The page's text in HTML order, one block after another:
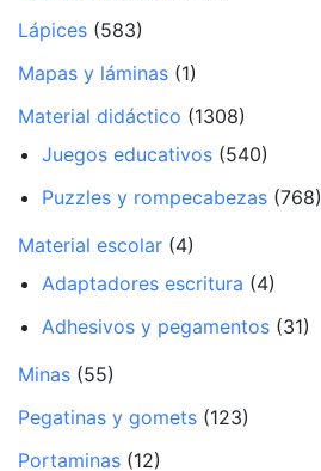
Lápices (583)
Mapas y láminas (1)
Material didáctico (1308)
Juegos educativos (540)
Puzzles y rompecabezas (768)
Material escolar (4)
Adaptadores escritura (4)
Adhesivos y pegamentos (31)
Minas (55)
Pegatinas y gomets (123)
Portaminas (12)